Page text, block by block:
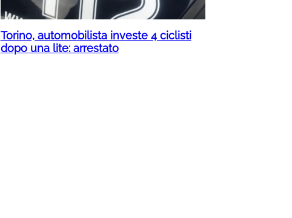
Torino, automobilista investe 4 ciclisti
dopo una lite: arrestato